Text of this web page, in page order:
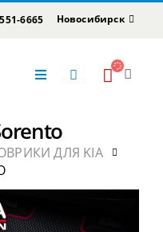
6665 Новосибирск
ДЛЯ KIA